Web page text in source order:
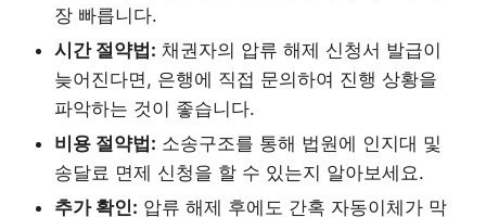
장 빠릅니다.
시간 절약법: 채권자의 압류 해제 신청서 발급이
늦어진다면, 은행에 직접 문의하여 진행 상황을
파악하는 것이 좋습니다.
비용 절약법: 소송구조를 통해 법원에 인지대 및
송달료 면제 신청을 할 수 있는지 알아보세요.
추가 확인: 압류 해제 후에도 간혹 자동이체가 막